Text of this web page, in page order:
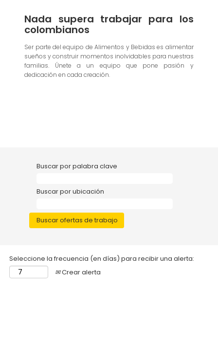
Nada supera trabajar para los
colombianos
Ser parte del equipo de Alimentos y Bebidas es alimentar
sueños y construir momentos inolvidables para nuestras
familias. Únete a un equipo que pone pasión y
dedicación en cada creación.
Buscar por palabra clave
Buscar por ubicación
Seleccione la frecuencia (en días) para recibir una alerta:
Crear alerta